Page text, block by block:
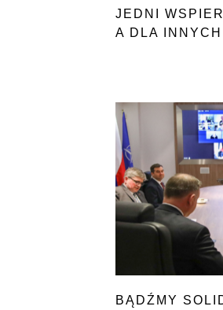
JEDNI
A DLA
BĄDŹMY